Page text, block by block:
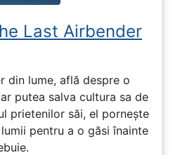
Last Airbender
din lume, află despre o
putea salva cultura sa de
prietenilor săi, el pornește
pentru a o găsi înainte